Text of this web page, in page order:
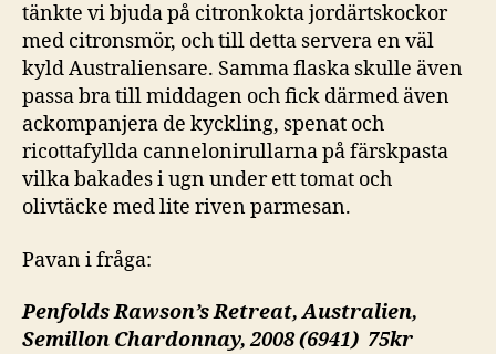
tänkte vi bjuda på citronkokta jordärtskockor
med citronsmör, och till detta servera en väl
kyld Australiensare. Samma flaska skulle även
passa bra till middagen och fick därmed även
ackompanjera de kyckling, spenat och
ricottafyllda cannelonirullarna på färskpasta
vilka bakades i ugn under ett tomat och
olivtäcke med lite riven parmesan.
Pavan i fråga:
Penfolds Rawson’s Retreat, Australien,
Semillon Chardonnay, 2008 (6941) 75kr